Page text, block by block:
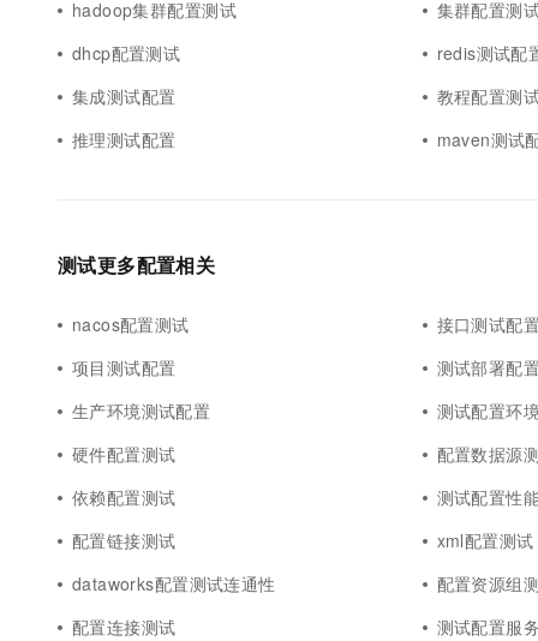
hadoop集群配置测试
集群配置测
dhcp配置测试
redis测试配
集成测试配置
教程配置测
推理测试配置
maven测试
测试更多配置相关
nacos配置测试
接口测试配
项目测试配置
测试部署配
生产环境测试配置
测试配置环
硬件配置测试
配置数据源
依赖配置测试
测试配置性
配置链接测试
xml配置测试
dataworks配置测试连通性
配置资源组
配置连接测试
测试配置服